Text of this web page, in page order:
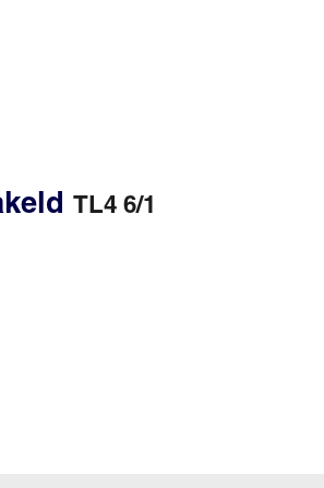
TL4 6/1